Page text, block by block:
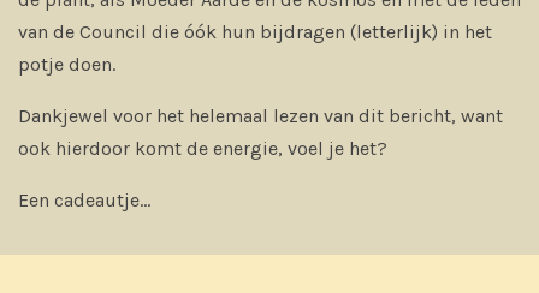
van de Council die óók hun bijdragen (letterlijk) in het
potje doen.
Dankjewel voor het helemaal lezen van dit bericht, want
ook hierdoor komt de energie, voel je het?
Een cadeautje...